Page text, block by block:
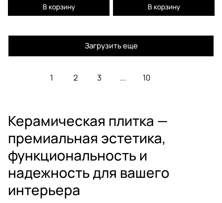
В корзину В корзину
Загрузить еще
1 2 3 ... 10
Керамическая плитка —
премиальная эстетика,
функциональность и
надежность для вашего
интерьера